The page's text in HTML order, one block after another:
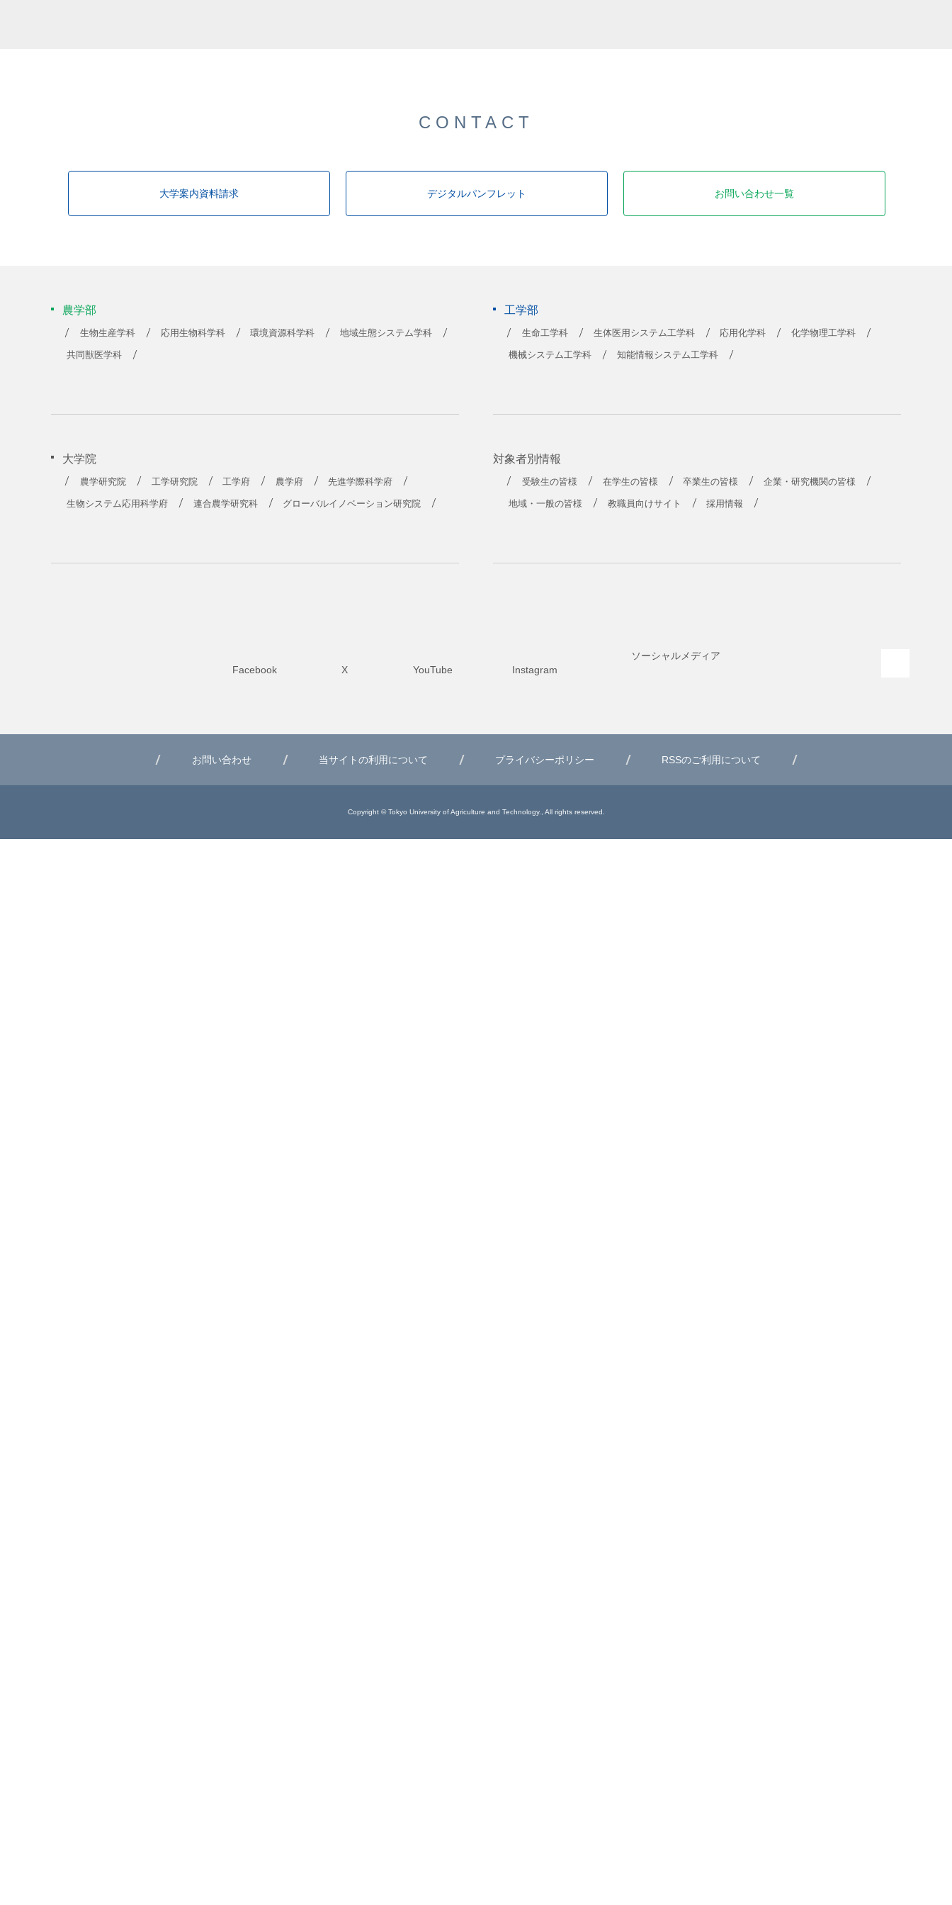
CONTACT
大学案内資料請求 デジタルパンフレット お問い合わせ一覧
農学部
生物生産学科 応用生物科学科 環境資源科学科 地域生態システム学科
共同獣医学科
工学部
生命工学科 生体医用システム工学科 応用化学科 化学物理工学科
機械システム工学科 知能情報システム工学科
大学院
農学研究院 工学研究院 工学府 農学府 先進学際科学府
生物システム応用科学府 連合農学研究科 グローバルイノベーション研究院
対象者別情報
受験生の皆様 在学生の皆様 卒業生の皆様 企業・研究機関の皆様
地域・一般の皆様 教職員向けサイト 採用情報
Facebook
X YouTube Instagram
ソーシャルメディア
お問い合わせ 当サイトの利用について プライバシーポリシー RSSのご利用について
Copyright © Tokyo University of Agriculture and Technology., All rights reserved.